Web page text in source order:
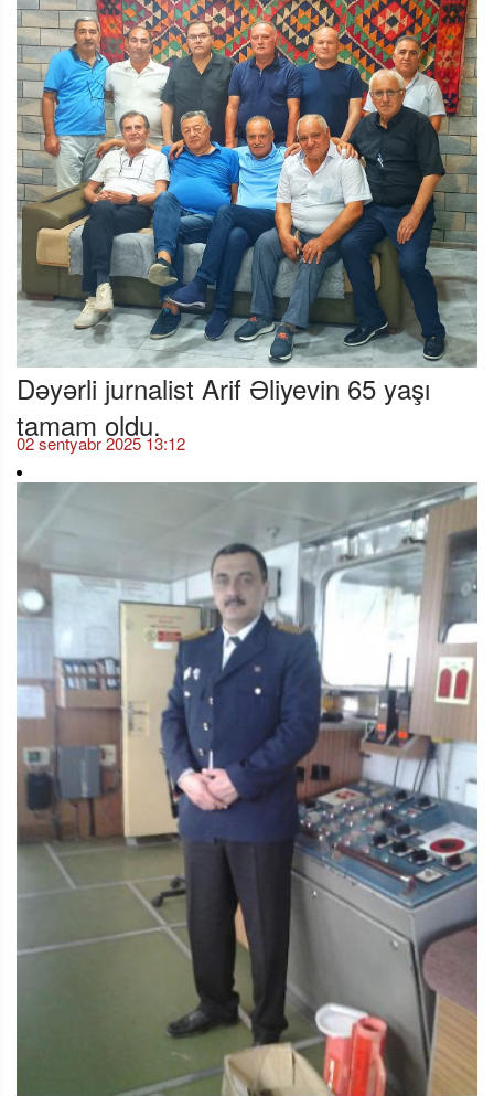
Dəyərli jurnalist Arif Əliyevin 65 yaşı
tamam oldu.
02 sentyabr 2025 13:12